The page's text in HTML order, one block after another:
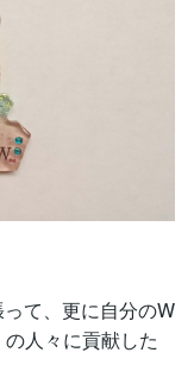
て、更に自分のW
人々に貢献した